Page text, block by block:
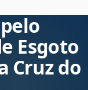
Esgoto
Cruz do